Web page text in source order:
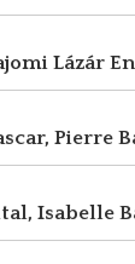
Lázár
Pierre
Isabelle